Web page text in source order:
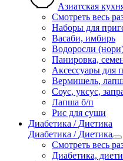
Азиатская
Смотреть весь
Наборы для
Васаби, имбирь
Водоросли
Панировка,
Аксессуары для
Вермишель,
Соус, уксус,
Лапша б/п
Рис для суши
Диабетика / Диетика
Диабетика / Диетика
Смотреть весь
Диабетика,